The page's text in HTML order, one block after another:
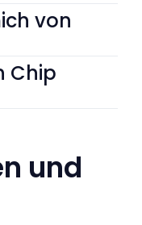
von
Chip
und